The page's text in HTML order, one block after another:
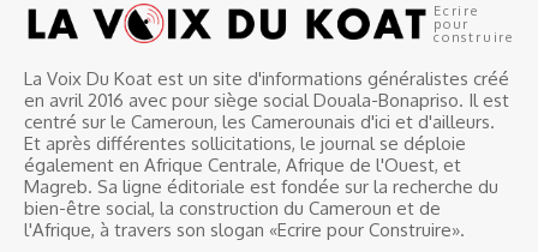
Ecrire
pour
construire
La Voix Du Koat est un site d'informations généralistes créé
en avril 2016 avec pour siège social Douala-Bonapriso. Il est
centré sur le Cameroun, les Camerounais d'ici et d'ailleurs.
Et après différentes sollicitations, le journal se déploie
également en Afrique Centrale, Afrique de l'Ouest, et
Magreb. Sa ligne éditoriale est fondée sur la recherche du
bien-être social, la construction du Cameroun et de
l'Afrique, à travers son slogan «Ecrire pour Construire».